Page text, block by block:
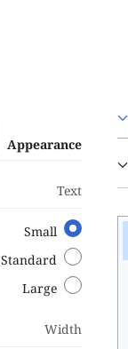
Appearance
Text
Small
Standard
Large
Width